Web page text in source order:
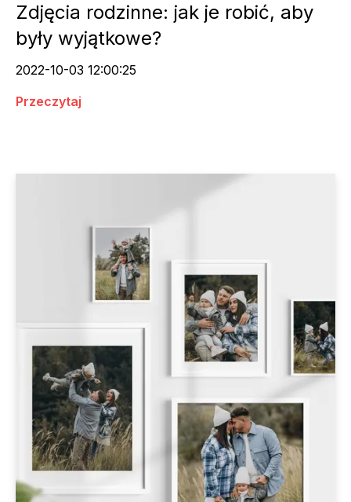
Zdjęcia rodzinne: jak je robić, aby
były wyjątkowe?
2022-10-03 12:00:25
Przeczytaj